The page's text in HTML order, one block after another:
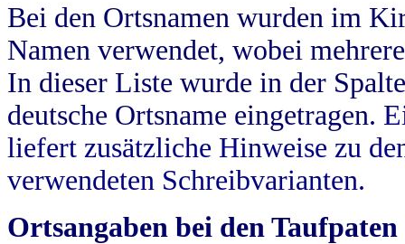
Bei den Ortsnamen wurden im
Namen verwendet, wobei
In dieser Liste wurde in der
deutsche Ortsname eingetragen.
liefert zusätzliche Hinweise zu
verwendeten Schreibvarianten.
Ortsangaben bei den Taufpaten